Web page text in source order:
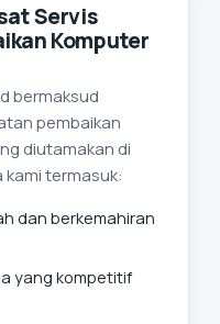
Servis
Komputer
bermaksud
pembaikan
diutamakan di
kami termasuk:
dan berkemahiran
yang kompetitif